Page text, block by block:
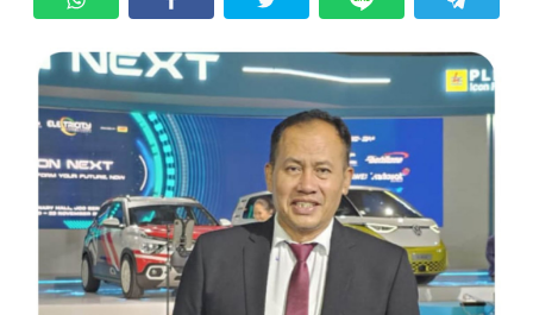
EKUIN
SAINS-TEKNO
KESEHATAN
INTERNASIONAL
SERBA-SERBI